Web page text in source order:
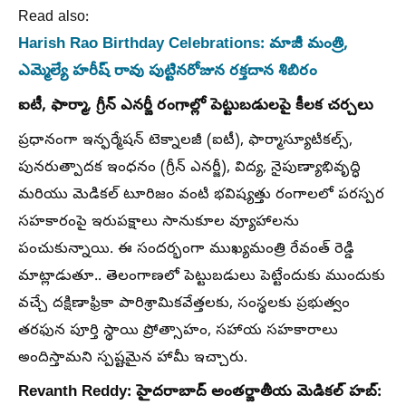
Read also:
Harish Rao Birthday Celebrations: మాజీ మంత్రి,
ఎమ్మెల్యే హరీష్ రావు పుట్టినరోజున రక్తదాన శిబిరం
ఐటీ, ఫార్మా, గ్రీన్ ఎనర్జీ రంగాల్లో పెట్టుబడులపై కీలక చర్చలు
ప్రధానంగా ఇన్ఫర్మేషన్ టెక్నాలజీ (ఐటీ), ఫార్మాస్యూటికల్స్,
పునరుత్పాదక ఇంధనం (గ్రీన్ ఎనర్జీ), విద్య, నైపుణ్యాభివృద్ధి
మరియు మెడికల్ టూరిజం వంటి భవిష్యత్తు రంగాలలో పరస్పర
సహకారంపై ఇరుపక్షాలు సానుకూల వ్యూహాలను
పంచుకున్నాయి. ఈ సందర్భంగా ముఖ్యమంత్రి రేవంత్ రెడ్డి
మాట్లాడుతూ.. తెలంగాణలో పెట్టుబడులు పెట్టేందుకు ముందుకు
వచ్చే దక్షిణాఫ్రికా పారిశ్రామికవేత్తలకు, సంస్థలకు ప్రభుత్వం
తరఫున పూర్తి స్థాయి ప్రోత్సాహం, సహాయ సహకారాలు
అందిస్తామని స్పష్టమైన హామీ ఇచ్చారు.
Revanth Reddy: హైదరాబాద్ అంతర్జాతీయ మెడికల్ హబ్: